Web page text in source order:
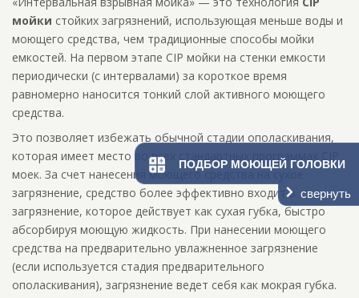
ПОДБОР МОЮЩЕЙ ГОЛОВКИ
свернуть
мойки стойких загрязнений, использующая меньше воды и
моющего средства, чем традиционные способы мойки
емкостей. На первом этапе CIP мойки на стенки емкости
периодически (с интервалами) за короткое время
равномерно наносится тонкий слой активного моющего
средства.
Это позволяет избежать обычной стадии ополаскивания,
которая имеет место во всех стандартных программах CIP
моек. За счет нанесения моющего средства на сухое
загрязнение, средство более эффективно входит в
загрязнение, которое действует как сухая губка, быстро
абсорбируя моющую жидкость. При нанесении моющего
средства на предварительно увлажненное загрязнение
(если используется стадия предварительного
ополаскивания), загрязнение ведет себя как мокрая губка.